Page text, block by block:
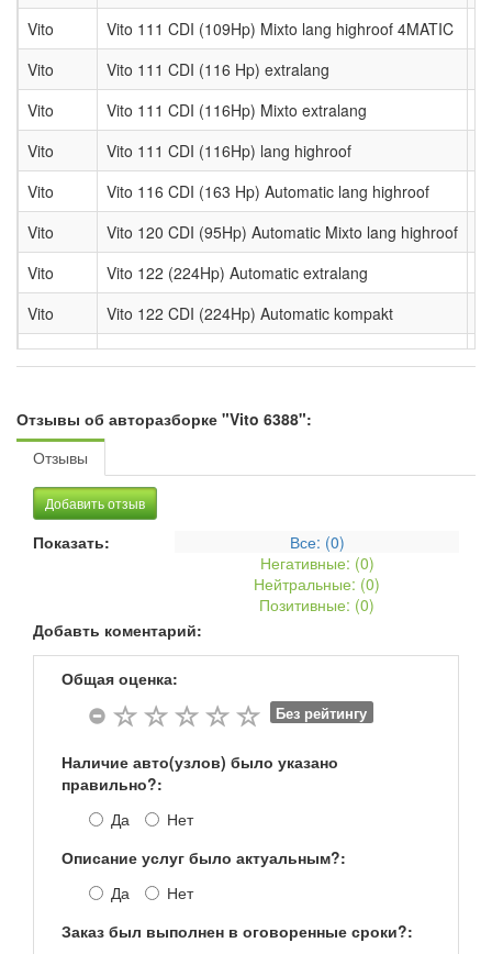
Vito
Vito 111 CDI (109Hp) Mixto lang highroof 4MATIC
Vito
Vito 111 CDI (116 Hp) extralang
Vito
Vito 111 CDI (116Hp) Mixto extralang
Vito
Vito 111 CDI (116Hp) lang highroof
Vito
Vito 116 CDI (163 Hp) Automatic lang highroof
Vito
Vito 120 CDI (95Hp) Automatic Mixto lang highroof
Vito
Vito 122 (224Hp) Automatic extralang
Vito
Vito 122 CDI (224Hp) Automatic kompakt
Vito
Vito 126 (258Hp) Automatic lang
Отзывы об авторазборке "Vito 6388":
Отзывы
Добавить отзыв
Показать: Все: (0)
Негативные: (0)
Нейтральные: (0)
Позитивные: (0)
Добавть коментарий:
Общая оценка:
Без рейтингу
Наличие авто(узлов) было указано
правильно?:
Да
Нет
Описание услуг было актуальным?:
Да
Нет
Заказ был выполнен в оговоренные сроки?: